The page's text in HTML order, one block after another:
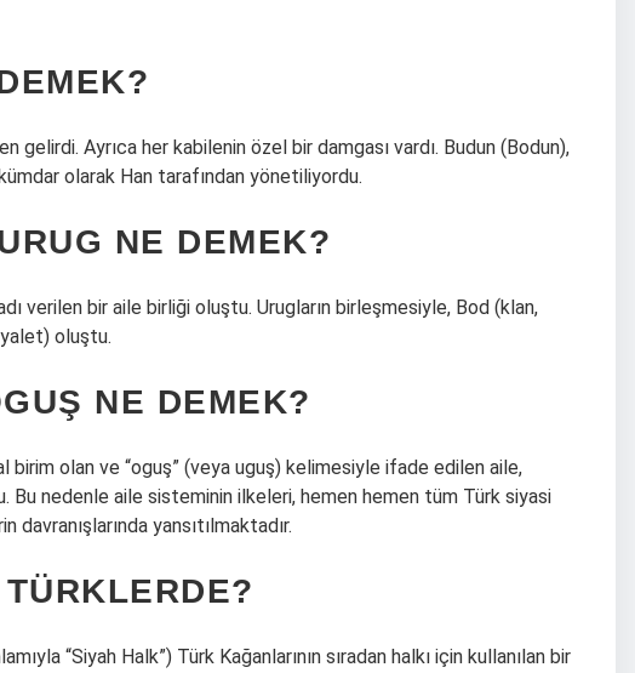
Ayrıca her kabilenin özel bir damgası vardı. Budun (Bodun),
olarak Han tarafından yönetiliyordu.
NE DEMEK?
verilen bir aile birliği oluştu. Urugların birleşmesiyle, Bod (klan,
oluştu.
NE DEMEK?
olan ve “oguş” (veya uguş) kelimesiyle ifade edilen aile,
Bu nedenle aile sisteminin ilkeleri, hemen hemen tüm Türk siyasi
yansıtılmaktadır.